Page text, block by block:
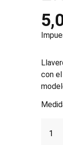
con